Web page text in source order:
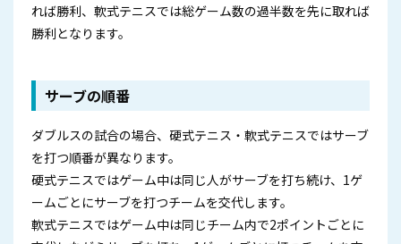
れば勝利、軟式テニスでは総ゲーム数の過半数を先に取れば
勝利となります。
サーブの順番
ダブルスの試合の場合、硬式テニス・軟式テニスではサーブ
を打つ順番が異なります。
硬式テニスではゲーム中は同じ人がサーブを打ち続け、1ゲ
ームごとにサーブを打つチームを交代します。
軟式テニスではゲーム中は同じチーム内で2ポイントごとに